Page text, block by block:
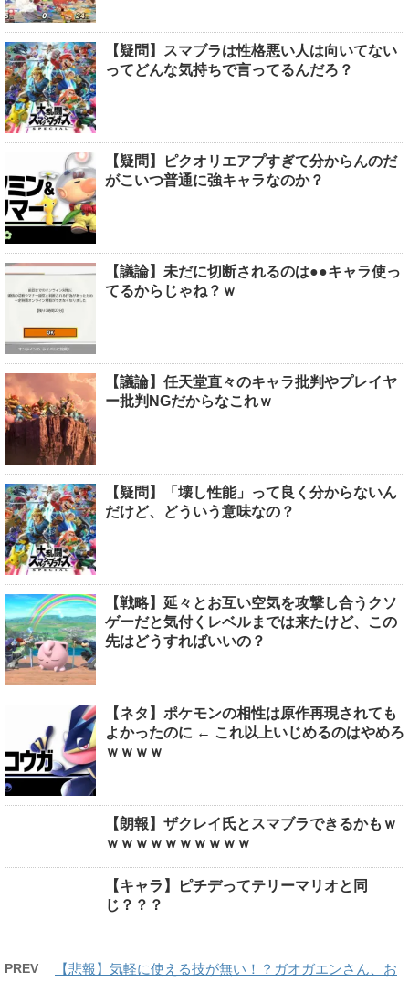
【疑問】スマブラは性格悪い人は向いてない
ってどんな気持ちで言ってるんだろ？
【疑問】ピクオリエアプすぎて分からんのだ
がこいつ普通に強キャラなのか？
【議論】未だに切断されるのは●●キャラ使っ
てるからじゃね？ｗ
【議論】任天堂直々のキャラ批判やプレイヤ
ー批判NGだからなこれｗ
【疑問】「壊し性能」って良く分からないん
だけど、どういう意味なの？
【戦略】延々とお互い空気を攻撃し合うクソ
ゲーだと気付くレベルまでは来たけど、この
先はどうすればいいの？
【ネタ】ポケモンの相性は原作再現されても
よかったのに ← これ以上いじめるのはやめろ
ｗｗｗｗ
【朗報】ザクレイ氏とスマブラできるかもｗ
ｗｗｗｗｗｗｗｗｗｗ
【キャラ】ピチデってテリーマリオと同
じ？？？
PREV
【悲報】気軽に使える技が無い！？ガオガエンさん、お